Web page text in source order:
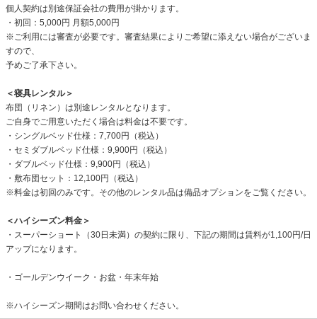
個人契約は別途保証会社の費用が掛かります。
・初回：5,000円 月額5,000円
※ご利用には審査が必要です。審査結果によりご希望に添えない場合がございま
すので、
予めご了承下さい。
＜寝具レンタル＞
布団（リネン）は別途レンタルとなります。
ご自身でご用意いただく場合は料金は不要です。
・シングルベッド仕様：7,700円（税込）
・セミダブルベッド仕様：9,900円（税込）
・ダブルベッド仕様：9,900円（税込）
・敷布団セット：12,100円（税込）
※料金は初回のみです。その他のレンタル品は備品オプションをご覧ください。
＜ハイシーズン料金＞
・スーパーショート（30日未満）の契約に限り、下記の期間は賃料が1,100円/日
アップになります。
・ゴールデンウイーク・お盆・年末年始
※ハイシーズン期間はお問い合わせください。